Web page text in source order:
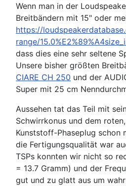
Wenn man in der
Breitbändern mit 15" oder
https://
range/
dass dies eine sehr seltene
Unsere bisher größten
CIARE CH 250 und der
Super mit 25 cm
Aussehen tat das Teil mit
Schwirrkonus und dem
Kunststoff-Phaseplug schon
die Fertigungsqualität war
TSPs konnten wir nicht so
= 13.7 Gramm) und der
gut und zu glatt aus um